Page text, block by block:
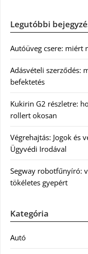
Legutóbbi
Autóüveg csere: miért
Adásvételi szerződés:
befektetés
Kukirin G2 részletre:
rollert okosan
Végrehajtás: Jogok és
Ügyvédi Irodával
Segway robotfűnyíró:
tökéletes gyepért
Kategória
Autó